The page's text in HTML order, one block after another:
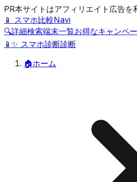
PR本サイトはアフィリエイト広告を
📱 スマホ比較Navi
🔍詳細検索端末一覧お得なキャンペ
📱 ✨ スマホ診断診断
🏠ホーム